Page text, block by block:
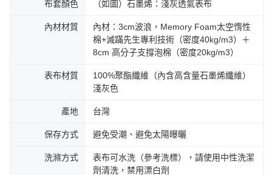
布套顏色 （如圖）石墨烯：淺灰透氣表布
內材材質
內材：3cm波浪，Memory Foam太空惰性
棉+滅蹣先生專利技術（密度40kg/m3）＋
8cm 高分子支撐泡棉（密度20kg/m3）
表布材質
100%聚酯纖維（內含高含量石墨烯纖維）
淺灰色
產地 台灣
保存方式 避免受潮、避免太陽曝曬
洗滌方式
表布可水洗（參考洗標），請使用中性洗潔
劑清洗，禁用漂白劑